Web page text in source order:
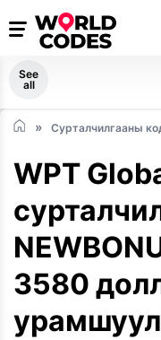
See
all
Сурталчилгааны
WPT
3580